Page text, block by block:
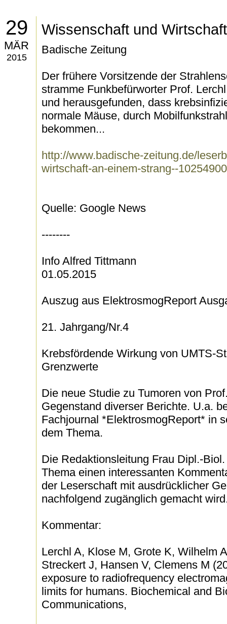
29
MÄR
2015
Wissenschaft und
Badische Zeitung
Der frühere Vorsitzende der
stramme Funkbefürworter Prof.
und herausgefunden, dass
normale Mäuse, durch
bekommen...
http://www.badische-zeitung.de/
wirtschaft-an-einem-strang--
Quelle: Google News
--------
Info Alfred Tittmann
01.05.2015
Auszug aus ElektrosmogReport
21. Jahrgang/Nr.4
Krebsfördende Wirkung von UMTS-
Grenzwerte
Die neue Studie zu Tumoren von
Gegenstand diverser Berichte. U.a.
Fachjournal *ElektrosmogReport* in
dem Thema.
Die Redaktionsleitung Frau Dipl.-
Thema einen interessanten
der Leserschaft mit ausdrücklicher
nachfolgend zugänglich gemacht
Kommentar:
Lerchl A, Klose M, Grote K, Wilhelm
Streckert J, Hansen V, Clemens M
exposure to radiofrequency
limits for humans. Biochemical and
Communications,